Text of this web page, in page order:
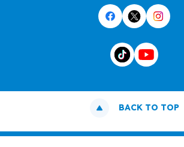
BACK TO TOP